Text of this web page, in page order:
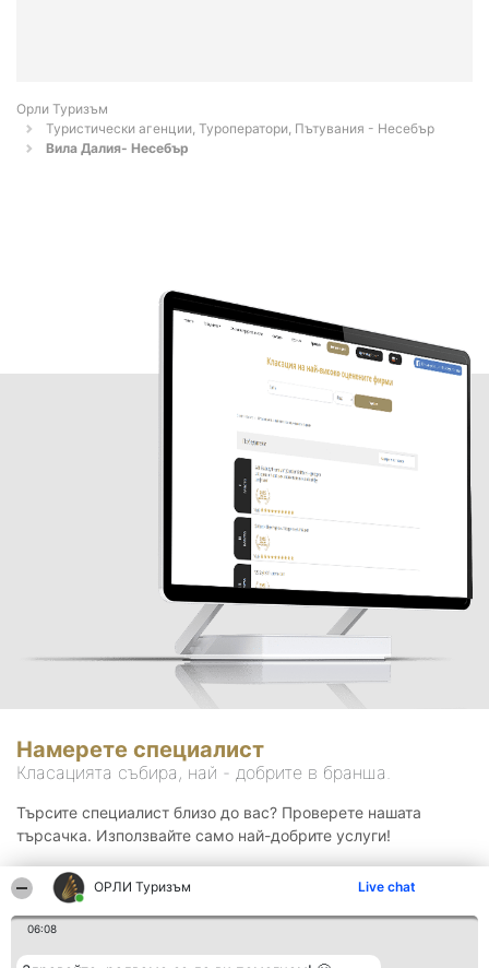
ОРЛИ Туризъм Live chat
06:08
Орли Туризъм
Туристически агенции, Туроператори, Пътувания - Несебър
Вила Далия- Несебър
Намерете специалист
Класацията събира, най - добрите в бранша.
Търсите специалист близо до вас? Проверете нашата
търсачка. Използвайте само най-добрите услуги!